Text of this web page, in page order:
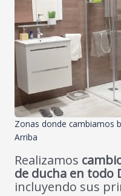
Zonas donde cambiamos
Arriba
Realizamos
de ducha en todo
incluyendo sus